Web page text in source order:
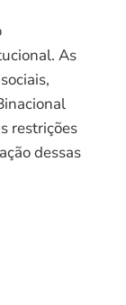
As
restrições
dessas